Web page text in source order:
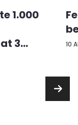
1.000
3
10